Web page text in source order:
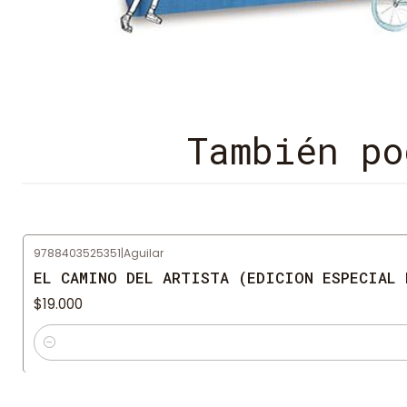
También
9788403525351|Aguilar
EL CAMINO DEL ARTISTA (EDICION
$19.000
Cantidad